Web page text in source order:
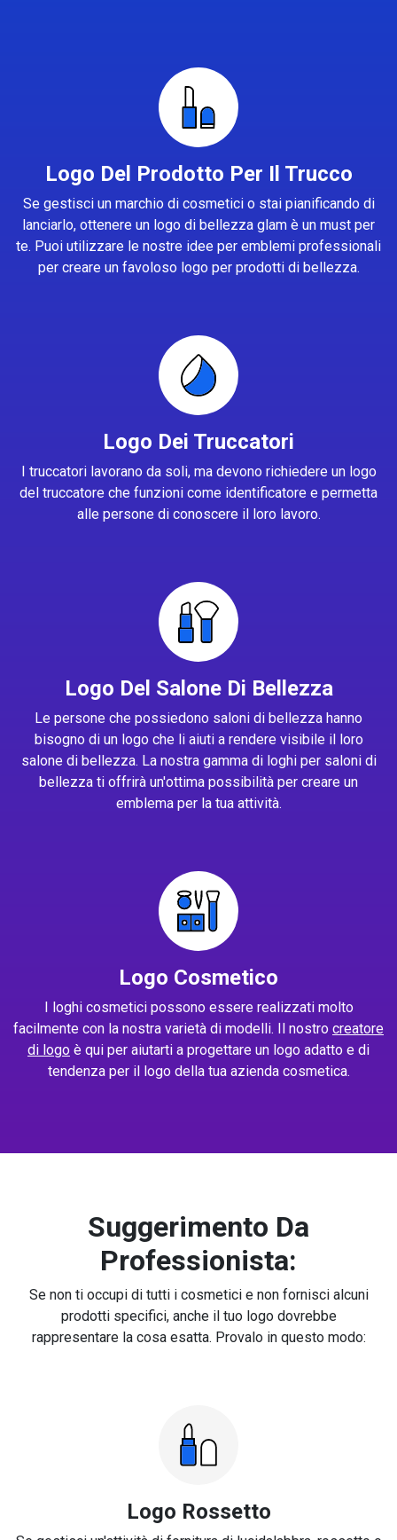
Logo Del Prodotto Per Il Trucco
Se gestisci un marchio di cosmetici o stai pianificando di
lanciarlo, ottenere un logo di bellezza glam è un must per
te. Puoi utilizzare le nostre idee per emblemi professionali
per creare un favoloso logo per prodotti di bellezza.
Logo Dei Truccatori
I truccatori lavorano da soli, ma devono richiedere un logo
del truccatore che funzioni come identificatore e permetta
alle persone di conoscere il loro lavoro.
Logo Del Salone Di Bellezza
Le persone che possiedono saloni di bellezza hanno
bisogno di un logo che li aiuti a rendere visibile il loro
salone di bellezza. La nostra gamma di loghi per saloni di
bellezza ti offrirà un'ottima possibilità per creare un
emblema per la tua attività.
Logo Cosmetico
I loghi cosmetici possono essere realizzati molto
facilmente con la nostra varietà di modelli. Il nostro creatore
di logo è qui per aiutarti a progettare un logo adatto e di
tendenza per il logo della tua azienda cosmetica.
Suggerimento Da
Professionista:
Se non ti occupi di tutti i cosmetici e non fornisci alcuni
prodotti specifici, anche il tuo logo dovrebbe
rappresentare la cosa esatta. Provalo in questo modo:
Logo Rossetto